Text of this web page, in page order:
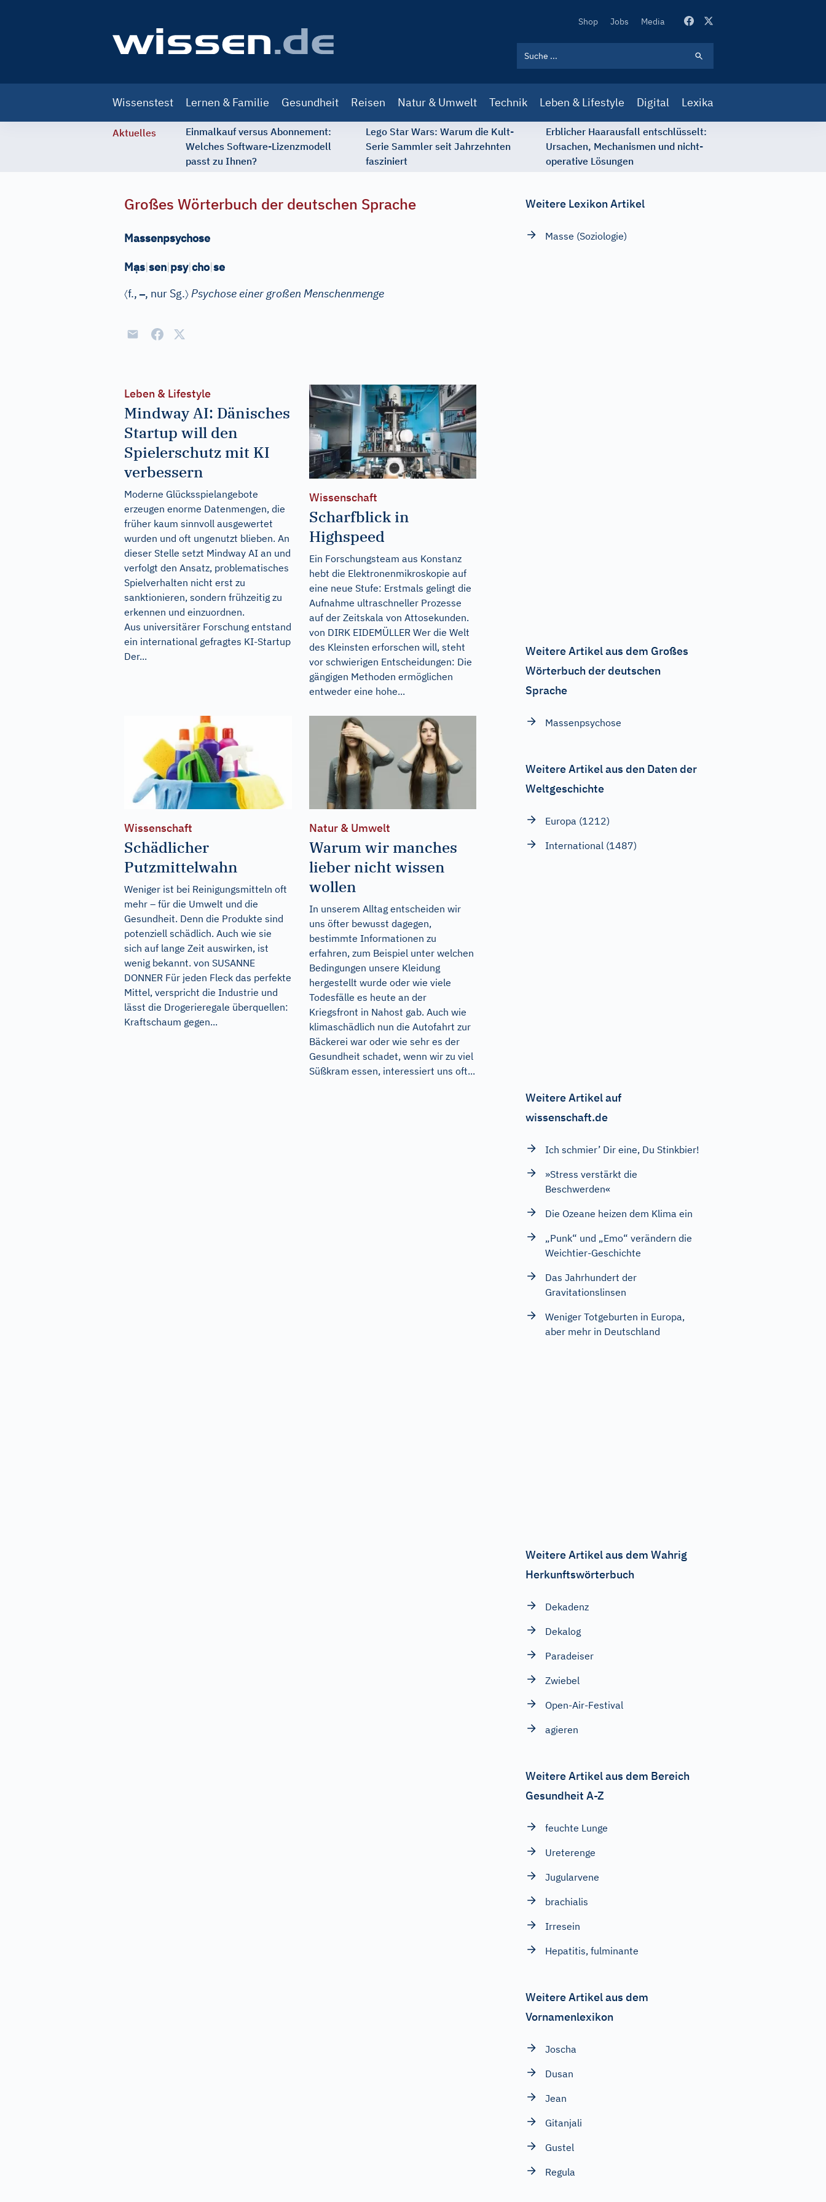
Secondary
Shop Jobs Media
navigation
Wissenstest Lernen & Familie Gesundheit Reisen Natur & Umwelt Technik Leben & Lifestyle Digital Lexika
Aktuelles
Einmalkauf versus Abonnement:
Welches Software-Lizenzmodell
passt zu Ihnen?
Lego Star Wars: Warum die Kult-
Serie Sammler seit Jahrzehnten
fasziniert
Erblicher Haarausfall entschlüsselt:
Ursachen, Mechanismen und nicht-
operative Lösungen
Großes Wörterbuch der deutschen Sprache
Massenpsychose
Mạs|sen|psy|cho|se
〈f.,–, nur Sg.〉Psychose einer großen Menschenmenge
Leben & Lifestyle
Mindway AI: Dänisches
Startup will den
Spielerschutz mit KI
verbessern
Moderne Glücksspielangebote
erzeugen enorme Datenmengen, die
früher kaum sinnvoll ausgewertet
wurden und oft ungenutzt blieben. An
dieser Stelle setzt Mindway AI an und
verfolgt den Ansatz, problematisches
Spielverhalten nicht erst zu
sanktionieren, sondern frühzeitig zu
erkennen und einzuordnen.
Aus universitärer Forschung entstand
ein international gefragtes KI-Startup
Der...
Wissenschaft
Scharfblick in
Highspeed
Ein Forschungsteam aus Konstanz
hebt die Elektronenmikroskopie auf
eine neue Stufe: Erstmals gelingt die
Aufnahme ultraschneller Prozesse
auf der Zeitskala von Attosekunden.
von DIRK EIDEMÜLLER Wer die Welt
des Kleinsten erforschen will, steht
vor schwierigen Entscheidungen: Die
gängigen Methoden ermöglichen
entweder eine hohe...
Wissenschaft
Schädlicher
Putzmittelwahn
Weniger ist bei Reinigungsmitteln oft
mehr – für die Umwelt und die
Gesundheit. Denn die Produkte sind
potenziell schädlich. Auch wie sie
sich auf lange Zeit auswirken, ist
wenig bekannt. von SUSANNE
DONNER Für jeden Fleck das perfekte
Mittel, verspricht die Industrie und
lässt die Drogerieregale überquellen:
Kraftschaum gegen...
Natur & Umwelt
Warum wir manches
lieber nicht wissen
wollen
In unserem Alltag entscheiden wir
uns öfter bewusst dagegen,
bestimmte Informationen zu
erfahren, zum Beispiel unter welchen
Bedingungen unsere Kleidung
hergestellt wurde oder wie viele
Todesfälle es heute an der
Kriegsfront in Nahost gab. Auch wie
klimaschädlich nun die Autofahrt zur
Bäckerei war oder wie sehr es der
Gesundheit schadet, wenn wir zu viel
Süßkram essen, interessiert uns oft...
Weitere Lexikon Artikel
Masse (Soziologie)
Weitere Artikel aus dem Großes
Wörterbuch der deutschen
Sprache
Massenpsychose
Weitere Artikel aus den Daten der
Weltgeschichte
Europa (1212)
International (1487)
Weitere Artikel auf
wissenschaft.de
Ich schmier’ Dir eine, Du Stinkbier!
»Stress verstärkt die
Beschwerden«
Die Ozeane heizen dem Klima ein
„Punk“ und „Emo“ verändern die
Weichtier-Geschichte
Das Jahrhundert der
Gravitationslinsen
Weniger Totgeburten in Europa,
aber mehr in Deutschland
Weitere Artikel aus dem Wahrig
Herkunftswörterbuch
Dekadenz
Dekalog
Paradeiser
Zwiebel
Open-Air-Festival
agieren
Weitere Artikel aus dem Bereich
Gesundheit A-Z
feuchte Lunge
Ureterenge
Jugularvene
brachialis
Irresein
Hepatitis, fulminante
Weitere Artikel aus dem
Vornamenlexikon
Joscha
Dusan
Jean
Gitanjali
Gustel
Regula